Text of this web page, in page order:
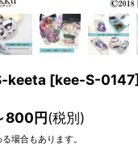
keeta [kee-S-0147]
800円(税別)
場合もあります。